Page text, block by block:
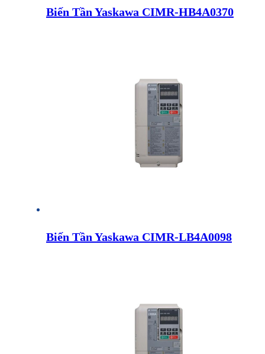
Biến Tần Yaskawa CIMR-HB4A0370
Biến Tần Yaskawa CIMR-LB4A0098